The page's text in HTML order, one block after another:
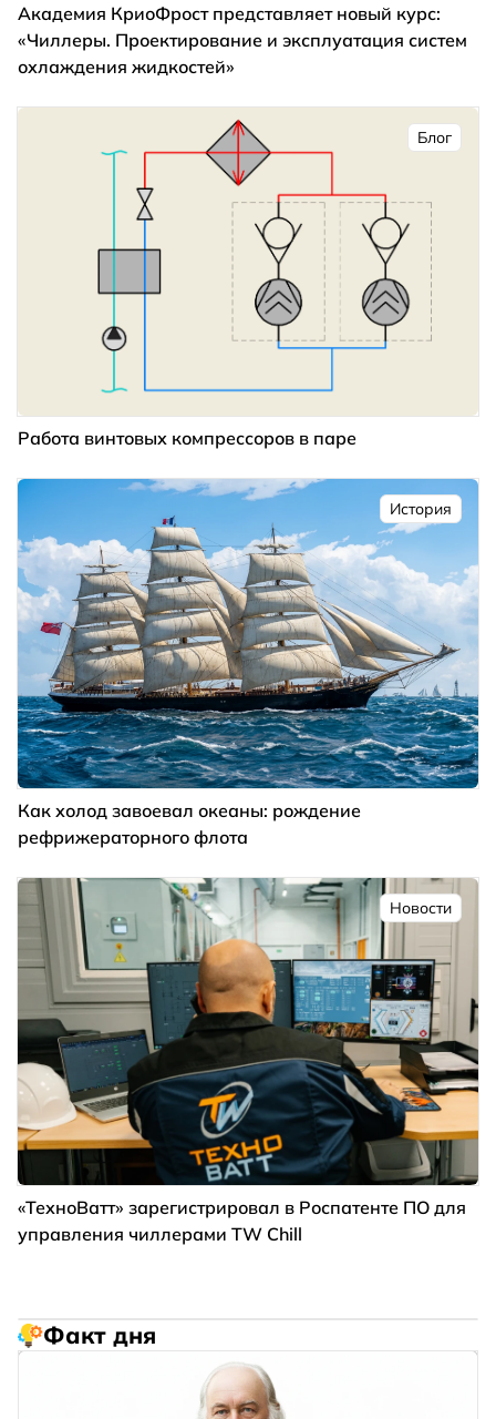
Академия КриоФрост представляет новый курс:
«Чиллеры. Проектирование и эксплуатация систем
охлаждения жидкостей»
Блог
Работа винтовых компрессоров в паре
История
Как холод завоевал океаны: рождение
рефрижераторного флота
Новости
«ТехноВатт» зарегистрировал в Роспатенте ПО для
управления чиллерами TW Chill
Факт дня